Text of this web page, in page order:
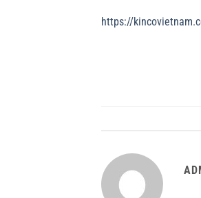
https://